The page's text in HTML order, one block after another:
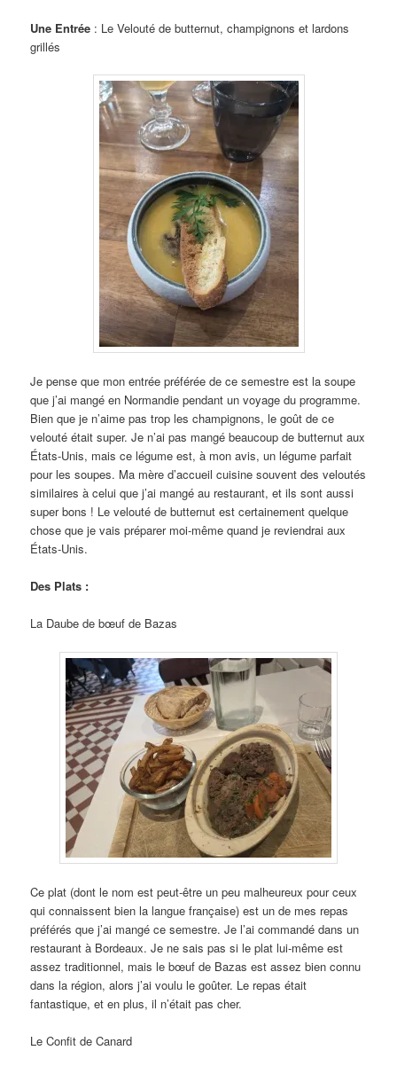
Une Entrée : Le Velouté de butternut, champignons et lardons
grillés
Je pense que mon entrée préférée de ce semestre est la soupe
que j’ai mangé en Normandie pendant un voyage du programme.
Bien que je n’aime pas trop les champignons, le goût de ce
velouté était super. Je n’ai pas mangé beaucoup de butternut aux
États-Unis, mais ce légume est, à mon avis, un légume parfait
pour les soupes. Ma mère d’accueil cuisine souvent des veloutés
similaires à celui que j’ai mangé au restaurant, et ils sont aussi
super bons ! Le velouté de butternut est certainement quelque
chose que je vais préparer moi-même quand je reviendrai aux
États-Unis.
Des Plats :
La Daube de bœuf de Bazas
Ce plat (dont le nom est peut-être un peu malheureux pour ceux
qui connaissent bien la langue française) est un de mes repas
préférés que j’ai mangé ce semestre. Je l’ai commandé dans un
restaurant à Bordeaux. Je ne sais pas si le plat lui-même est
assez traditionnel, mais le bœuf de Bazas est assez bien connu
dans la région, alors j’ai voulu le goûter. Le repas était
fantastique, et en plus, il n’était pas cher.
Le Confit de Canard